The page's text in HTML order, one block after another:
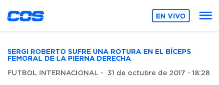
EN VIVO
SERGI ROBERTO SUFRE UNA ROTURA EN EL BÍCEPS
FEMORAL DE LA PIERNA DERECHA
FUTBOL INTERNACIONAL - 31 de octubre de 2017 - 18:28